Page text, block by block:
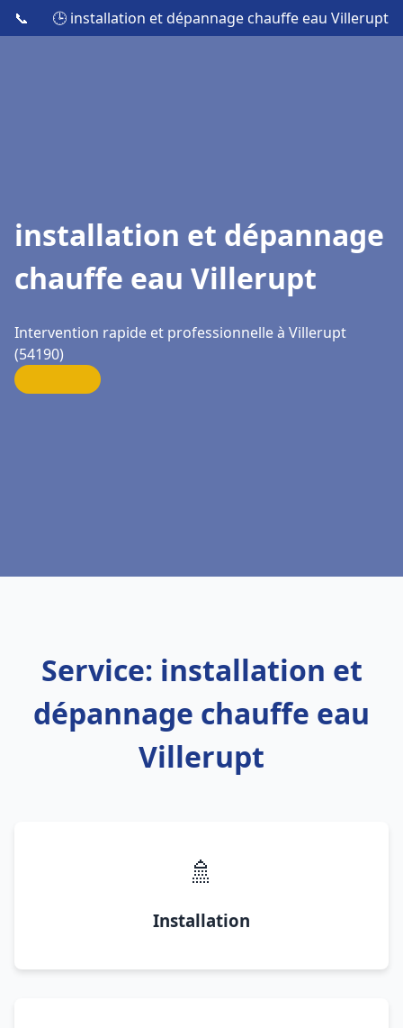
📞 🕒 installation et dépannage chauffe eau Villerupt
installation et dépannage
chauffe eau Villerupt
Intervention rapide et professionnelle à Villerupt
(54190)
Service: installation et
dépannage chauffe eau
Villerupt
🚿
Installation